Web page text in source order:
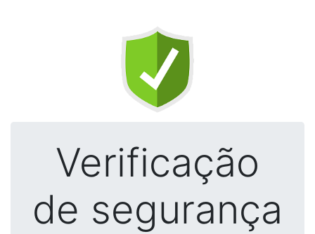
Verificação
de segurança